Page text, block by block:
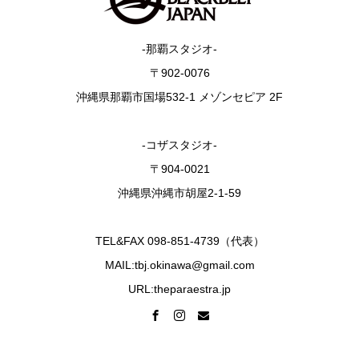
-那覇スタジオ-
〒902-0076
沖縄県那覇市国場532-1 メゾンセピア 2F
-コザスタジオ-
〒904-0021
沖縄県沖縄市胡屋2-1-59
TEL&FAX 098-851-4739（代表）
MAIL:tbj.okinawa@gmail.com
URL:theparaestra.jp